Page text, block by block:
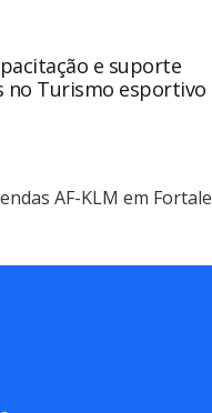
e suporte
no Turismo esportivo
AF-KLM em